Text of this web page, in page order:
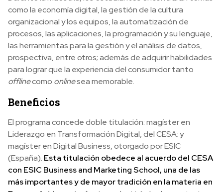
como la economía digital, la gestión de la cultura
organizacional y los equipos, la automatización de
procesos, las aplicaciones, la programación y su lenguaje,
las herramientas para la gestión y el análisis de datos,
prospectiva, entre otros; además de adquirir habilidades
para lograr que la experiencia del consumidor tanto
offlinecomo onlinesea memorable.
Beneficios
El programa concede doble titulación: magíster en
Liderazgo en Transformación Digital, del CESA; y
magíster en Digital Business, otorgado por ESIC
(España). Esta titulación obedece al acuerdo del CESA
con ESIC Business and Marketing School, una de las
más importantes y de mayor tradición en la materia en